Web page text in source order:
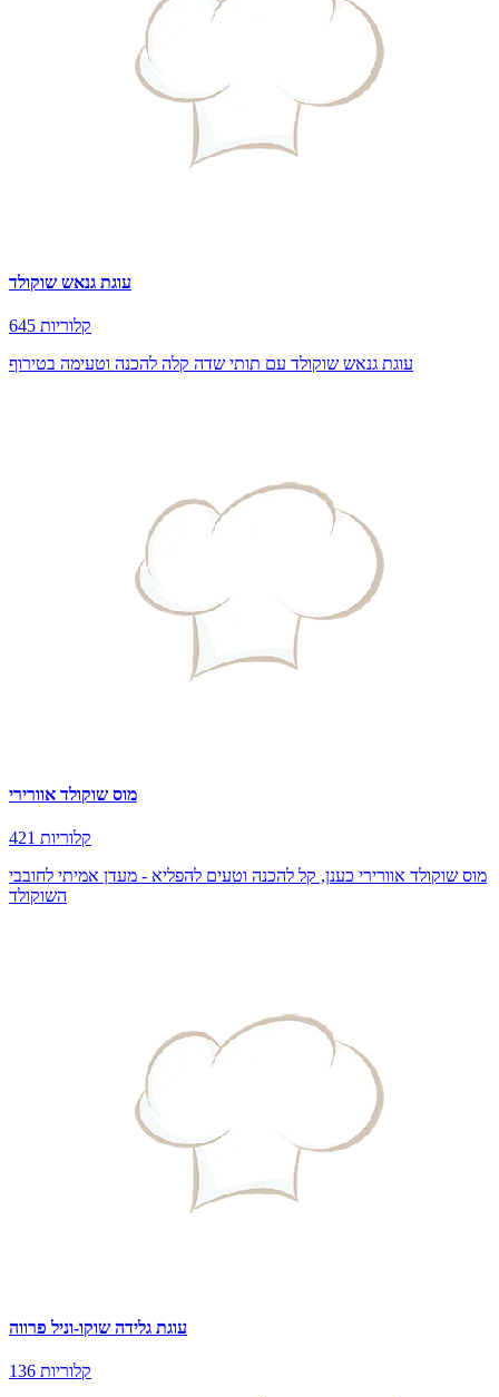
עוגת גנאש שוקולד
645 קלוריות
עוגת גנאש שוקולד עם תותי שדה קלה להכנה וטעימה בטירוף
מוס שוקולד אוורירי
421 קלוריות
מוס שוקולד אוורירי כענן, קל להכנה וטעים להפליא - מעדן אמיתי לחובבי
השוקולד
עוגת גלידה שוקו-וניל פרווה
136 קלוריות